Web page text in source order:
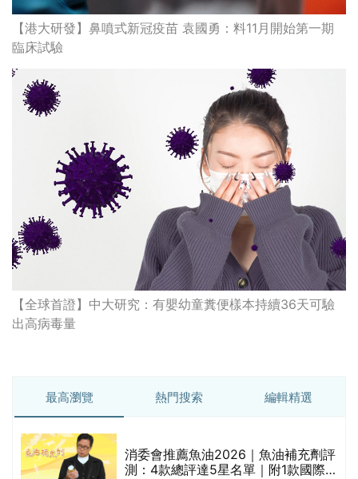
【港大研發】鼻噴式新冠疫苗 袁國勇：料11月開始第一期
臨床試驗
【全球首證】中大研究：有嬰幼童糞便樣本持續36天可驗
出高病毒量
最高瀏覽 熱門搜索 編輯精選
消委會推薦魚油2026｜魚油補充劑評
測：4款總評達5星名單｜附1款國際